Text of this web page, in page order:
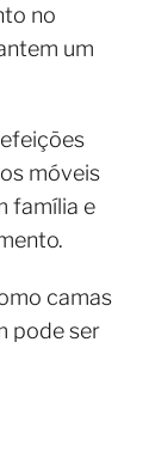
no
um
móveis
família e
camas
pode ser